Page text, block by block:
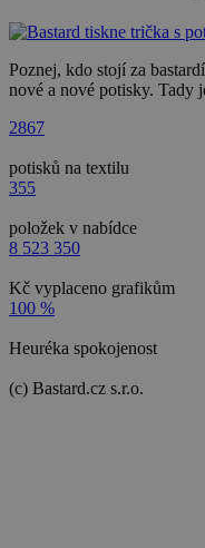
Poznej, kdo stojí za
nové a nové potisky. Tady
2867
potisků na textilu
355
položek v nabídce
8 523 350
Kč vyplaceno grafikům
100 %
Heuréka spokojenost
(c) Bastard.cz s.r.o.